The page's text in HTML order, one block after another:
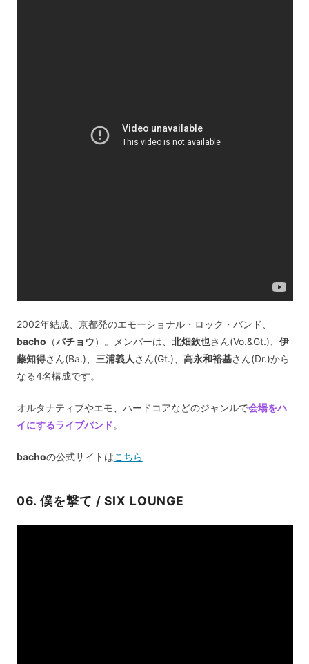
2002年結成、京都発のエモーショナル・ロック・バンド、
bacho （バチョウ）。メンバーは、 北畑欽也さん(Vo.&Gt.)、 伊
藤知得さん(Ba.)、 三浦義人 さん(Gt.)、 高永和裕基さん(Dr.)から
なる4名構成です。
オルタナティブやエモ、ハードコアなどのジャンルで会場をハ
イにするライブバンド。
bachoの公式サイトはこちら
06. 僕を撃て / SIX LOUNGE